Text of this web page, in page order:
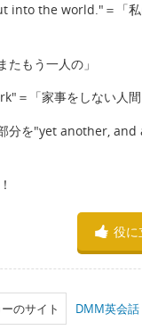
the world."＝「私
もう一人の」
＝「家事をしない人間
を"yet another, and
役に
のサイト DMM英会話